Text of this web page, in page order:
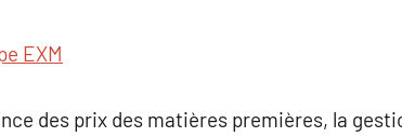
EXM
des prix des matières premières, la